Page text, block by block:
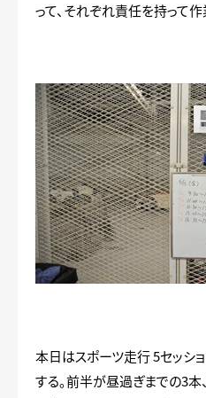
って、それぞれ責任を持って作
本日はスポーツ走行 5セッシ
する。前半が昼過ぎまでの3